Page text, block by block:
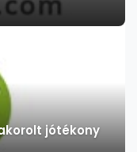
jótékony